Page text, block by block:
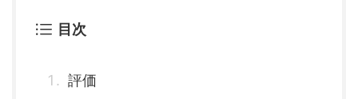
目次
評価